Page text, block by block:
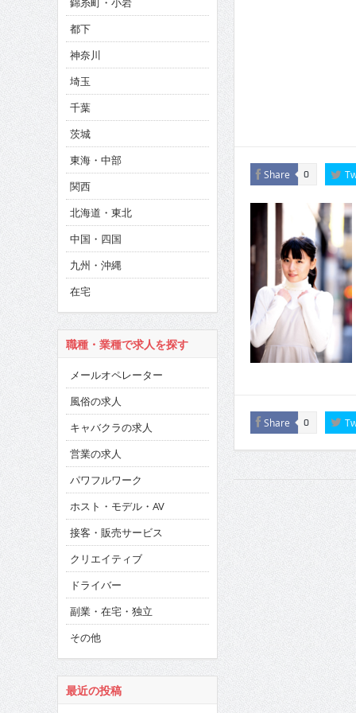
CINEMA×STYLE 286号
CINEMA×STYLE 285号
CINEMA×STYLE 294号
Share 0
Share 0
都下
神奈川
埼玉
千葉
茨城
東海・中部
関西
北海道・東北
中国・四国
九州・沖縄
在宅
職種・業種で求人を探す
メールオペレーター
風俗の求人
キャバクラの求人
営業の求人
パワフルワーク
ホスト・モデル・AV
接客・販売サービス
クリエイティブ
ドライバー
副業・在宅・独立
その他
最近の投稿